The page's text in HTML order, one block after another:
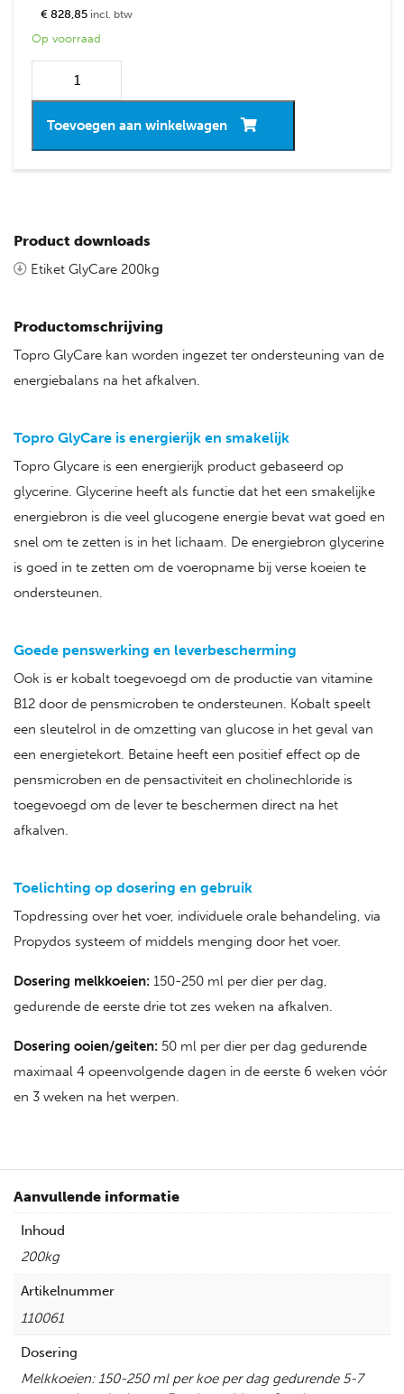
€ 828,85 incl. btw
Op voorraad
Toevoegen aan winkelwagen
Product downloads
Etiket GlyCare 200kg
Productomschrijving
Topro GlyCare kan worden ingezet ter ondersteuning van de
energiebalans na het afkalven.
Topro GlyCare is energierijk en smakelijk
Topro Glycare is een energierijk product gebaseerd op
glycerine. Glycerine heeft als functie dat het een smakelijke
energiebron is die veel glucogene energie bevat wat goed en
snel om te zetten is in het lichaam. De energiebron glycerine
is goed in te zetten om de voeropname bij verse koeien te
ondersteunen.
Goede penswerking en leverbescherming
Ook is er kobalt toegevoegd om de productie van vitamine
B12 door de pensmicroben te ondersteunen. Kobalt speelt
een sleutelrol in de omzetting van glucose in het geval van
een energietekort. Betaine heeft een positief effect op de
pensmicroben en de pensactiviteit en cholinechloride is
toegevoegd om de lever te beschermen direct na het
afkalven.
Toelichting op dosering en gebruik
Topdressing over het voer, individuele orale behandeling, via
Propydos systeem of middels menging door het voer.
Dosering melkkoeien: 150-250 ml per dier per dag,
gedurende de eerste drie tot zes weken na afkalven.
Dosering ooien/geiten: 50 ml per dier per dag gedurende
maximaal 4 opeenvolgende dagen in de eerste 6 weken vóór
en 3 weken na het werpen.
Aanvullende informatie
Inhoud
200kg
Artikelnummer
110061
Dosering
Melkkoeien: 150-250 ml per koe per dag gedurende 5-7